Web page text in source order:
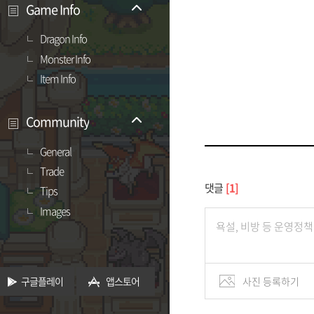
Game Info
Dragon Info
Monster Info
Item Info
Community
General
Trade
Tips
Images
구글플레이 앱스토어
댓글 1